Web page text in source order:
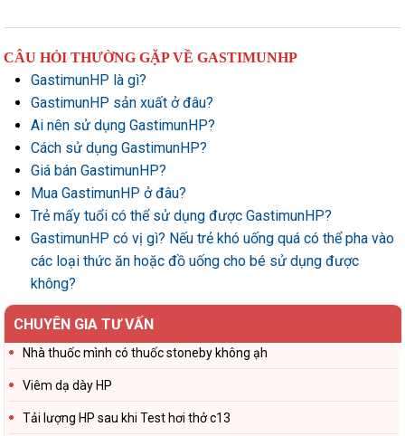
CÂU HỎI THƯỜNG GẶP VỀ GASTIMUNHP
GastimunHP là gì?
GastimunHP sản xuất ở đâu?
Ai nên sử dụng GastimunHP?
Cách sử dụng GastimunHP?
Giá bán GastimunHP?
Mua GastimunHP ở đâu?
Trẻ mấy tuổi có thể sử dụng được GastimunHP?
GastimunHP có vị gì? Nếu trẻ khó uống quá có thể pha vào
các loại thức ăn hoặc đồ uống cho bé sử dụng được
không?
CHUYÊN GIA TƯ VẤN
Nhà thuốc mình có thuốc stoneby không ạh
Viêm dạ dày HP
Tải lượng HP sau khi Test hơi thở c13